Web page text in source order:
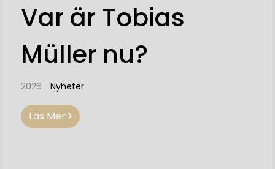
Var är Tobias
Müller nu?
2026 Nyheter
Läs Mer